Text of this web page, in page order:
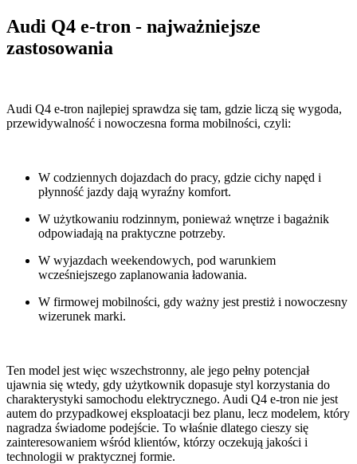
Audi Q4 e-tron - najważniejsze
zastosowania
Audi Q4 e-tron najlepiej sprawdza się tam, gdzie liczą się wygoda,
przewidywalność i nowoczesna forma mobilności, czyli:
W codziennych dojazdach do pracy, gdzie cichy napęd i
płynność jazdy dają wyraźny komfort.
W użytkowaniu rodzinnym, ponieważ wnętrze i bagażnik
odpowiadają na praktyczne potrzeby.
W wyjazdach weekendowych, pod warunkiem
wcześniejszego zaplanowania ładowania.
W firmowej mobilności, gdy ważny jest prestiż i nowoczesny
wizerunek marki.
Ten model jest więc wszechstronny, ale jego pełny potencjał
ujawnia się wtedy, gdy użytkownik dopasuje styl korzystania do
charakterystyki samochodu elektrycznego. Audi Q4 e-tron nie jest
autem do przypadkowej eksploatacji bez planu, lecz modelem, który
nagradza świadome podejście. To właśnie dlatego cieszy się
zainteresowaniem wśród klientów, którzy oczekują jakości i
technologii w praktycznej formie.